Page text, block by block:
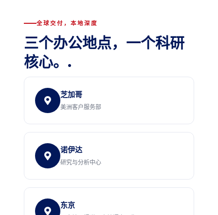
全球交付，本地深度
三个办公地点，一个科研
核心。.
芝加哥
美洲客户服务部
诺伊达
研究与分析中心
东京